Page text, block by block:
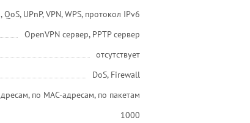
UPnP, VPN, WPS, протокол IPv6
OpenVPN сервер, PPTP сервер
отсутствует
DoS, Firewall
по MAC-адресам, по пакетам
1000